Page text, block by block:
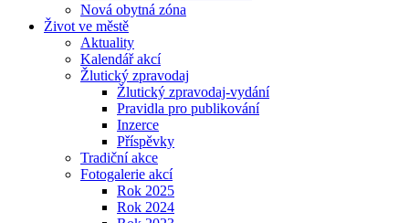
Nová obytná zóna
Život ve městě
Aktuality
Kalendář akcí
Žlutický zpravodaj
Žlutický zpravodaj-vydání
Pravidla pro publikování
Inzerce
Příspěvky
Tradiční akce
Fotogalerie akcí
Rok 2025
Rok 2024